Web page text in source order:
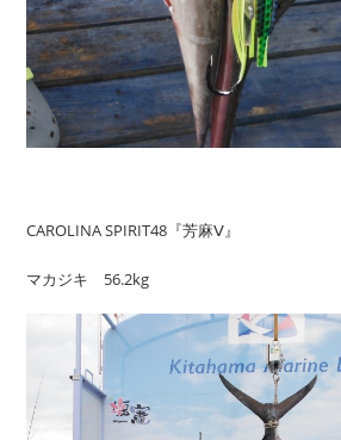
CAROLINA SPIRIT48『芳麻Ⅴ』
マカジキ 56.2kg